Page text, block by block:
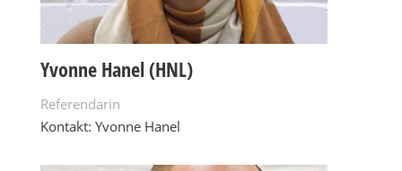
Yvonne Hanel (HNL)
Referendarin
Kontakt: Yvonne Hanel